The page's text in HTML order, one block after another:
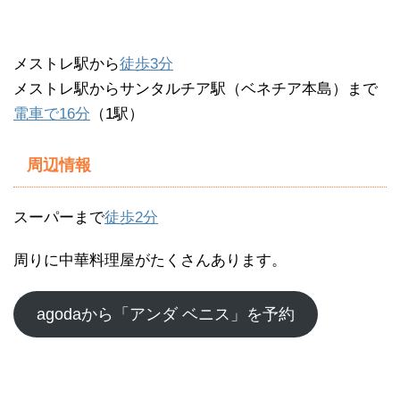
メストレ駅から徒歩3分
メストレ駅からサンタルチア駅（ベネチア本島）まで
電車で16分 （1駅）
周辺情報
スーパーまで徒歩2分
周りに中華料理屋がたくさんあります。
agodaから「アンダ ベニス」を予約